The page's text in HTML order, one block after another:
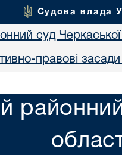
Судова влада
суд Черкаської
правові засади